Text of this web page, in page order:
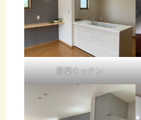
新築キッチン